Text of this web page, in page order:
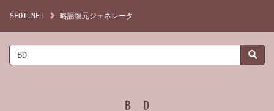
SEOI.NET 略語復元ジェネレータ